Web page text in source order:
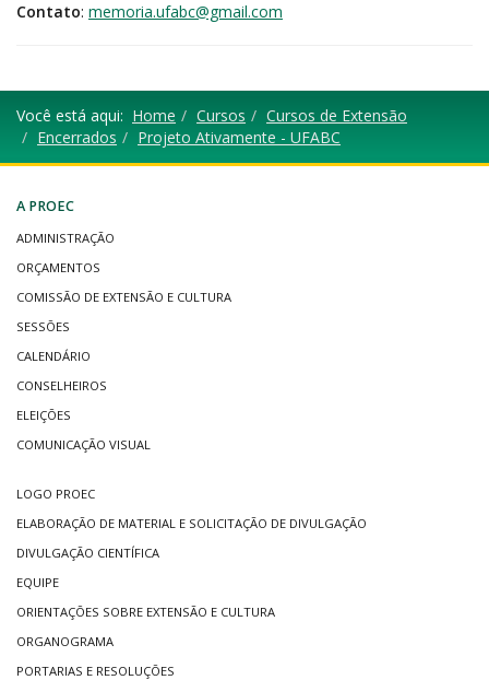
Contato: memoria.ufabc@gmail.com
Você está aqui: Home Cursos
Cursos de Extensão
Encerrados
Projeto Ativamente - UFABC
A PROEC
ADMINISTRAÇÃO
ORÇAMENTOS
COMISSÃO DE EXTENSÃO E CULTURA
SESSÕES
CALENDÁRIO
CONSELHEIROS
ELEIÇÕES
COMUNICAÇÃO VISUAL
LOGO PROEC
ELABORAÇÃO DE MATERIAL E SOLICITAÇÃO DE DIVULGAÇÃO
DIVULGAÇÃO CIENTÍFICA
EQUIPE
ORIENTAÇÕES SOBRE EXTENSÃO E CULTURA
ORGANOGRAMA
PORTARIAS E RESOLUÇÕES